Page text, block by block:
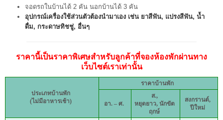
จอดรถในบ้านได้ 2 คัน นอกบ้านได้ 3 คัน
อุปกรณ์เครื่องใช้ส่วนตัวต้องนำมาเอง เช่น ยาสีฟัน, แปรงสีฟัน, น้ำ
ดื่ม, กระดาษทิชชู่, อื่นๆ
ราคานี้เป็นราคาพิเศษสำหรับลูกค้าที่จองห้องพักผ่านทาง
เว็บไซต์เราเท่านั้น
ประเภทบ้านพัก
(ไม่มีอาหารเช้า)
ราคาบ้านพัก
อา. – ศ.
ส.,
หยุดยาว, นักขัต
ฤกษ์
สงกรานต์,
ปีใหม่